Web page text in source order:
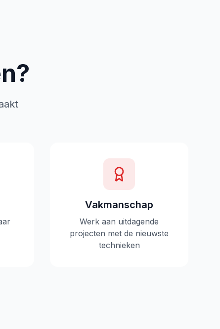
Vakmanschap
Werk aan uitdagende
projecten met de nieuwste
technieken